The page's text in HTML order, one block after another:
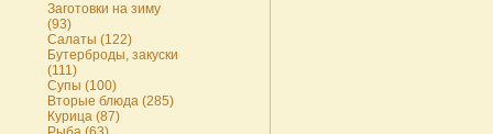
Заготовки на зиму
(93)
Салаты (122)
Бутерброды, закуски
(111)
Супы (100)
Вторые блюда (285)
Курица (87)